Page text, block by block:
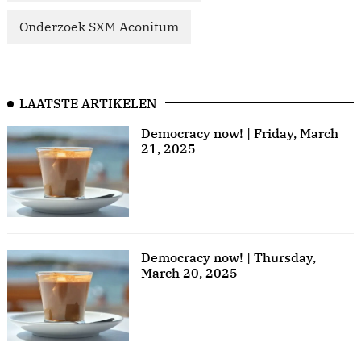
Onderzoek SXM Aconitum
LAATSTE ARTIKELEN
Democracy now! | Friday, March
21, 2025
Democracy now! | Thursday,
March 20, 2025